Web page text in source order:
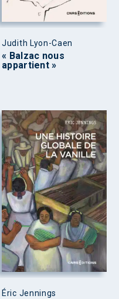
Judith Lyon-Caen
« Balzac nous
appartient »
Éric Jennings